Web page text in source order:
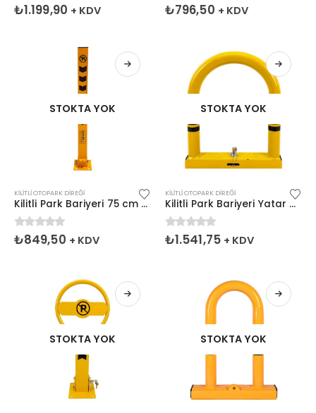
0 5 üzerinden
₺1.199,90 + KDV 0 5 üzerinden
₺796,50 + KDV
STOKTA YOK
KILITLI OTOPARK DIREĞI
Kilitli Park Bariyeri 75 cm – Asma Kilit Dahil
05 üzerinden
₺849,50 + KDV
STOKTA YOK
KILITLI OTOPARK DIREĞI
Kilitli Park Bariyeri Yatar U Direk
05 üzerinden
₺1.541,75 + KDV
STOKTA YOK STOKTA YOK